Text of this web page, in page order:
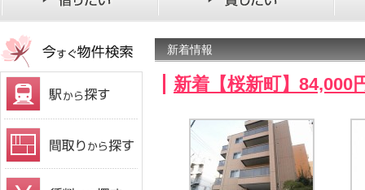
新着情報
新着【桜新町】